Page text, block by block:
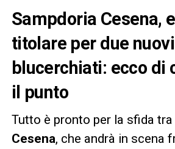
Sampdoria Cesena,
titolare per due
blucerchiati: ecco di
il punto
Tutto è pronto per la sfida tra
Cesena, che andrà in scena